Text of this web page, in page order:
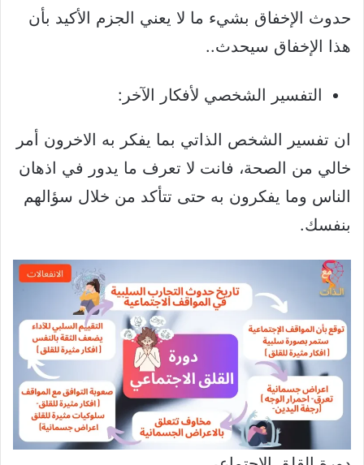
حدوث الإخفاق بشيء ما لا يعني الجزم الأكيد بأن
هذا الإخفاق سيحدث..
التفسير الشخصي لأفكار الآخر:
ان تفسير الشخص الذاتي بما يفكر به الاخرون أمر
خالي من الصحة، فانت لا تعرف ما يدور في اذهان
الناس وما يفكرون به حتى تتأكد من خلال سؤالهم
بنفسك.